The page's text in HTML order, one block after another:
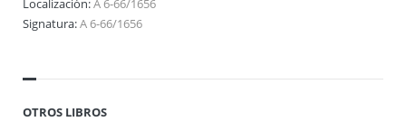
Signatura:A 6-66/1656
OTROS LIBROS